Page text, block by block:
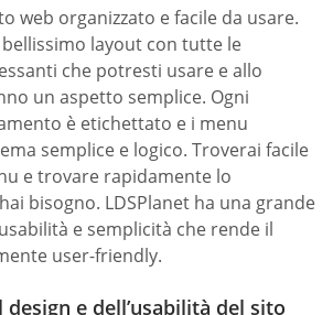
web organizzato e facile da usare.
layout con tutte le
che potresti usare e allo
un aspetto semplice. Ogni
è etichettato e i menu
semplice e logico. Troverai facile
e trovare rapidamente lo
bisogno. LDSPlanet ha una grande
e semplicità che rende il
user-friendly.
design e dell’usabilità del sito